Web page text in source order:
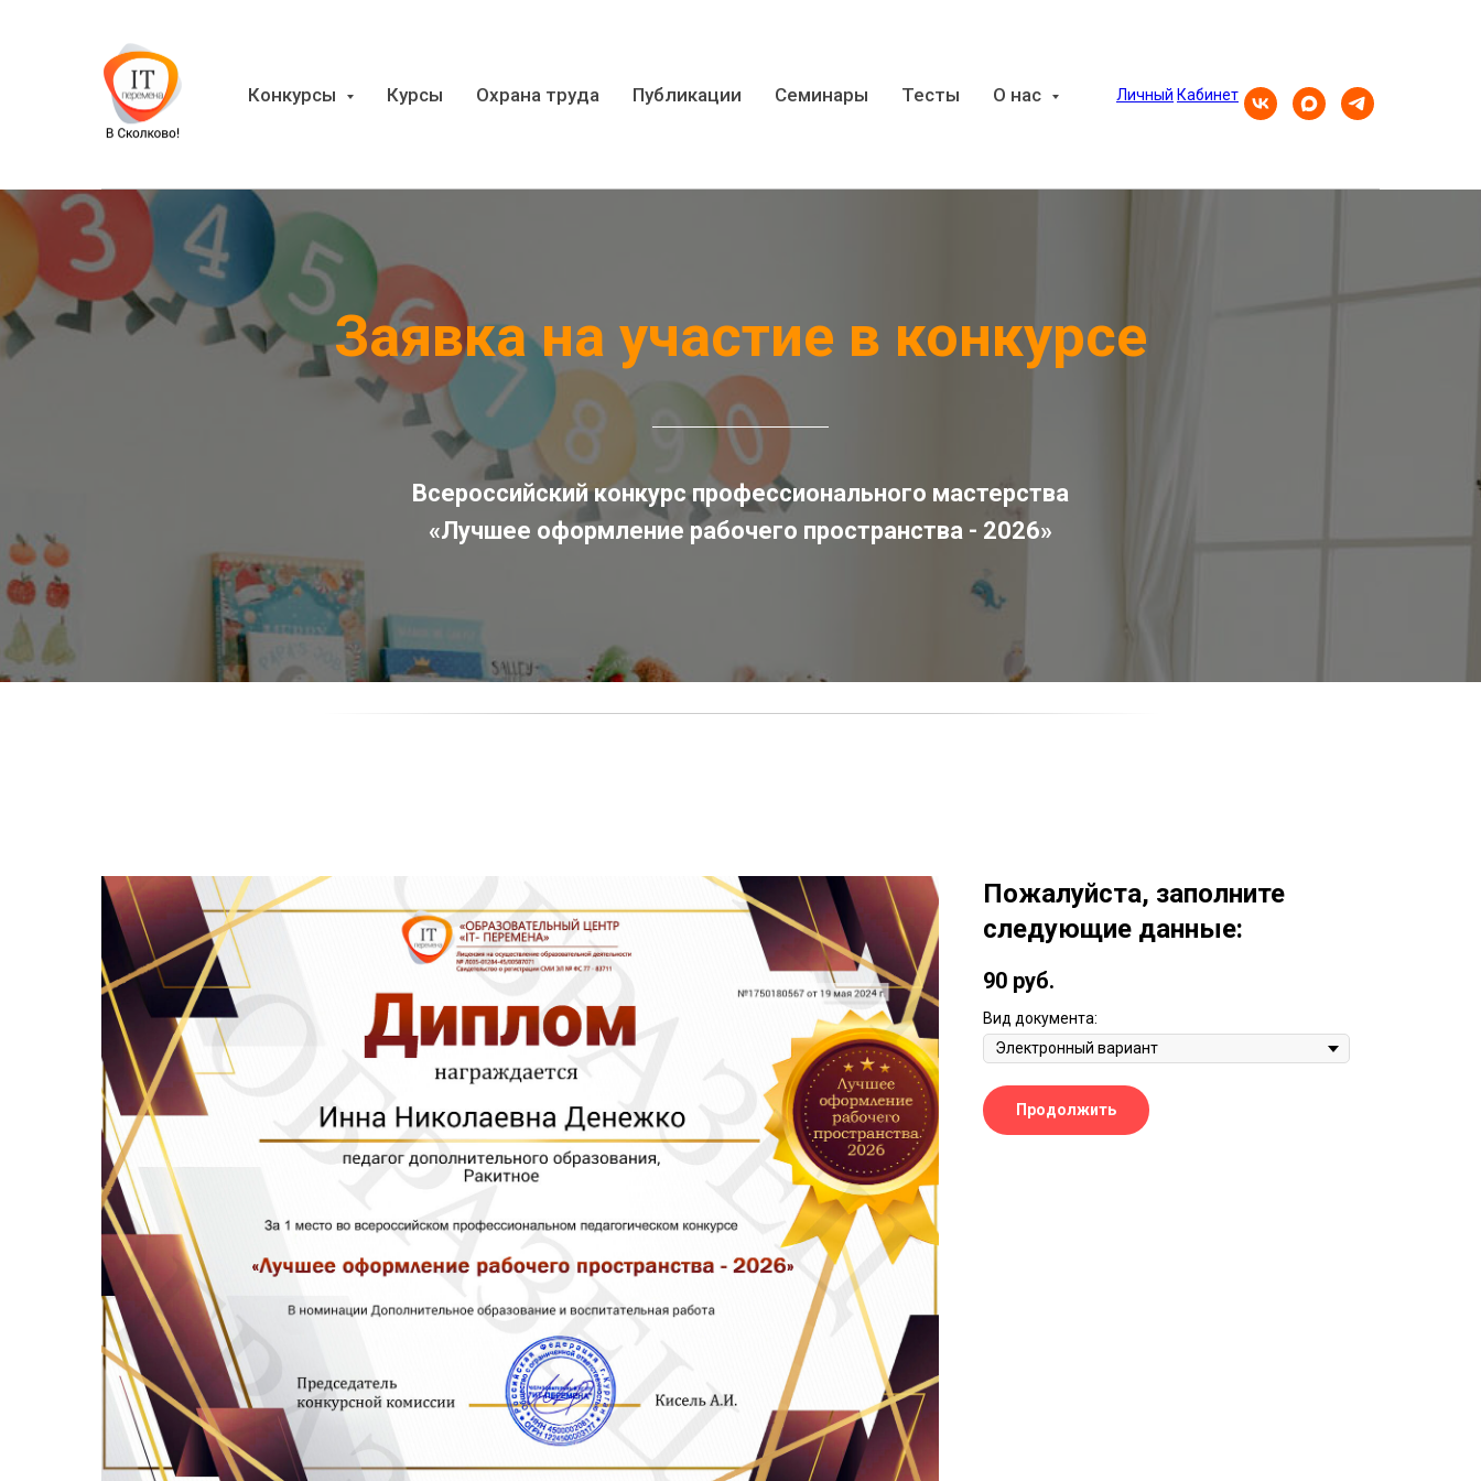
Конкурсы Курсы Охрана труда Публикации Семинары Тесты О нас Личный Кабинет
Заявка на участие в конкурсе
Всероссийский конкурс профессионального мастерства
«Лучшее оформление рабочего пространства - 2026»
Пожалуйста, заполните
следующие данные:
90 руб.
Вид документа:
Продолжить